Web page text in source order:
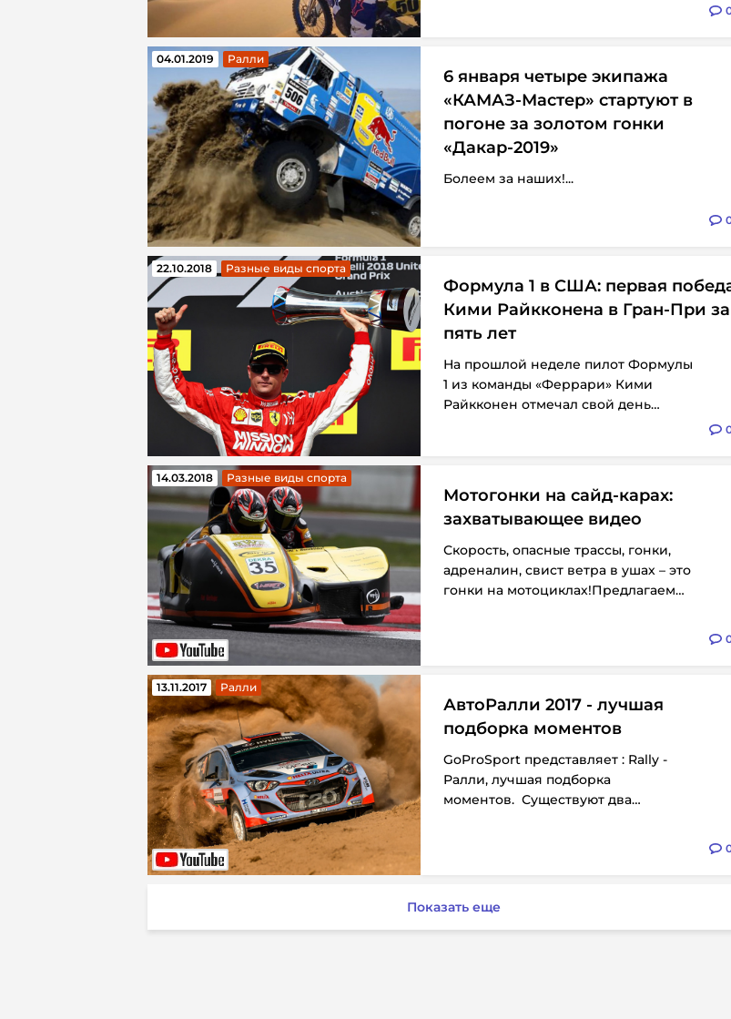
04.01.2019 Ралли
6 января четыре экипажа
«КАМАЗ-Мастер» стартуют в
погоне за золотом гонки
«Дакар-2019»
Болеем за наших!...
22.10.2018 Разные виды спорта
Формула 1 в США: первая
Кими Райкконена в Гран-При за
пять лет
На прошлой неделе пилот Формулы
1 из команды «Феррари» Кими
Райкконен отмечал свой день
14.03.2018 Разные виды спорта
Мотогонки на сайд-карах:
захватывающее видео
Скорость, опасные трассы, гонки,
адреналин, свист ветра в ушах – это
гонки на мотоциклах!Предлагаем
13.11.2017 Ралли
АвтоРалли 2017 - лучшая
подборка моментов
GoProSport представляет : Rally -
Ралли, лучшая подборка
моментов. Существуют два
Показать еще